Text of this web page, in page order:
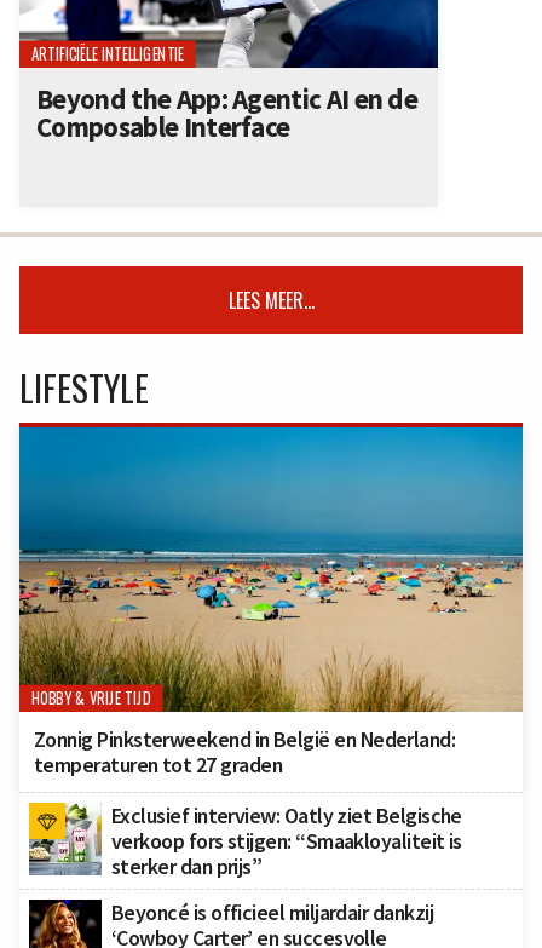
ARTIFICIËLE INTELLIGENTIE
Beyond the App: Agentic AI en de
Composable Interface
LEES MEER...
LIFESTYLE
HOBBY & VRIJE TIJD
Zonnig Pinksterweekend in België en Nederland:
temperaturen tot 27 graden
Exclusief interview: Oatly ziet Belgische
verkoop fors stijgen: “Smaakloyaliteit is
sterker dan prijs”
Beyoncé is officieel miljardair dankzij
‘Cowboy Carter’ en succesvolle